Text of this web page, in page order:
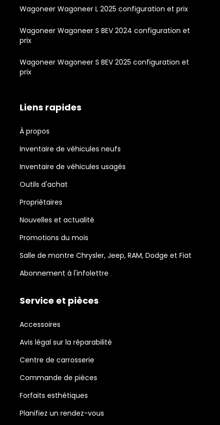
Wagoneer Wagoneer L 2025 configuration et prix
Wagoneer Wagoneer S BEV 2024 configuration et
prix
Wagoneer Wagoneer S BEV 2025 configuration et
prix
Liens rapides
À propos
Inventaire de véhicules neufs
Inventaire de véhicules usagés
Outils d'achat
Propriétaires
Nouvelles et actualité
Promotions du mois
Salle de montre Chrysler, Jeep, RAM, Dodge et Fiat
Abonnement à l'infolettre
Service et pièces
Accessoires
Avis légal sur la réparabilité
Centre de carrosserie
Commande de pièces
Forfaits esthétiques
Planifiez un rendez-vous